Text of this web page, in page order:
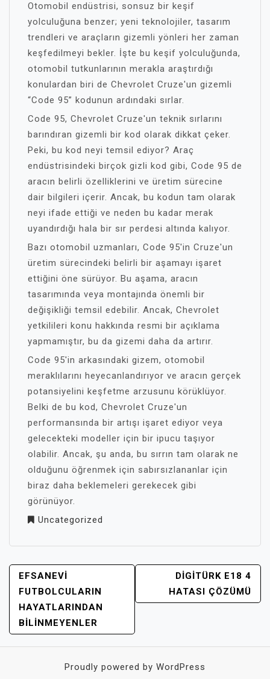
Otomobil endüstrisi, sonsuz bir keşif
yolculuğuna benzer; yeni teknolojiler, tasarım
trendleri ve araçların gizemli yönleri her zaman
keşfedilmeyi bekler. İşte bu keşif yolculuğunda,
otomobil tutkunlarının merakla araştırdığı
konulardan biri de Chevrolet Cruze'un gizemli
“Code 95” kodunun ardındaki sırlar.
Code 95, Chevrolet Cruze'un teknik sırlarını
barındıran gizemli bir kod olarak dikkat çeker.
Peki, bu kod neyi temsil ediyor? Araç
endüstrisindeki birçok gizli kod gibi, Code 95 de
aracın belirli özelliklerini ve üretim sürecine
dair bilgileri içerir. Ancak, bu kodun tam olarak
neyi ifade ettiği ve neden bu kadar merak
uyandırdığı hala bir sır perdesi altında kalıyor.
Bazı otomobil uzmanları, Code 95'in Cruze'un
üretim sürecindeki belirli bir aşamayı işaret
ettiğini öne sürüyor. Bu aşama, aracın
tasarımında veya montajında önemli bir
değişikliği temsil edebilir. Ancak, Chevrolet
yetkilileri konu hakkında resmi bir açıklama
yapmamıştır, bu da gizemi daha da artırır.
Code 95'in arkasındaki gizem, otomobil
meraklılarını heyecanlandırıyor ve aracın gerçek
potansiyelini keşfetme arzusunu körüklüyor.
Belki de bu kod, Chevrolet Cruze'un
performansında bir artışı işaret ediyor veya
gelecekteki modeller için bir ipucu taşıyor
olabilir. Ancak, şu anda, bu sırrın tam olarak ne
olduğunu öğrenmek için sabırsızlananlar için
biraz daha beklemeleri gerekecek gibi
görünüyor.
Uncategorized
YAZI
GEZINMESI
EFSANEVI
FUTBOLCULARIN
HAYATLARINDAN
BILINMEYENLER
DIGITÜRK E18 4
HATASI ÇÖZÜMÜ
Proudly powered by WordPress